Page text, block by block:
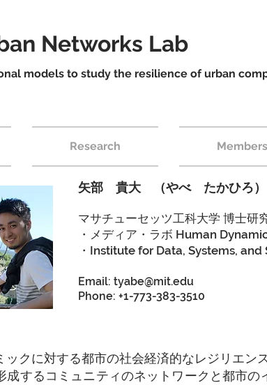
Networks Lab
models to study the resilience of urban
矢部 貴大 （やべ たかひろ）
マサチューセッツ工科大学 博士研
・メディア・ラボ Human
・Institute for Data, Systems, and
Email: tyabe@mit.edu
Phone: +1-773-383-3510
ックに対する都市の社会経済的なレジリエン
成するコミュニティのネットワークと都市
Research Members